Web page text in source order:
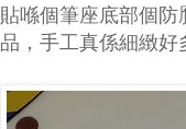
貼喺個筆座底部個
品，手工真係細緻好